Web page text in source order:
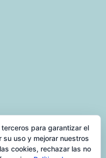
para garantizar el
uso y mejorar nuestros
cookies, rechazar las no